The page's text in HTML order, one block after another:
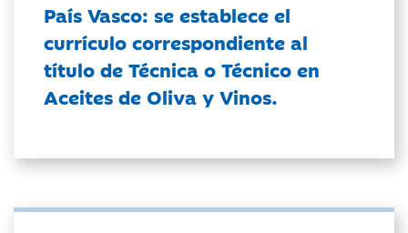
País Vasco: se establece el
currículo correspondiente al
título de Técnica o Técnico en
Aceites de Oliva y Vinos.